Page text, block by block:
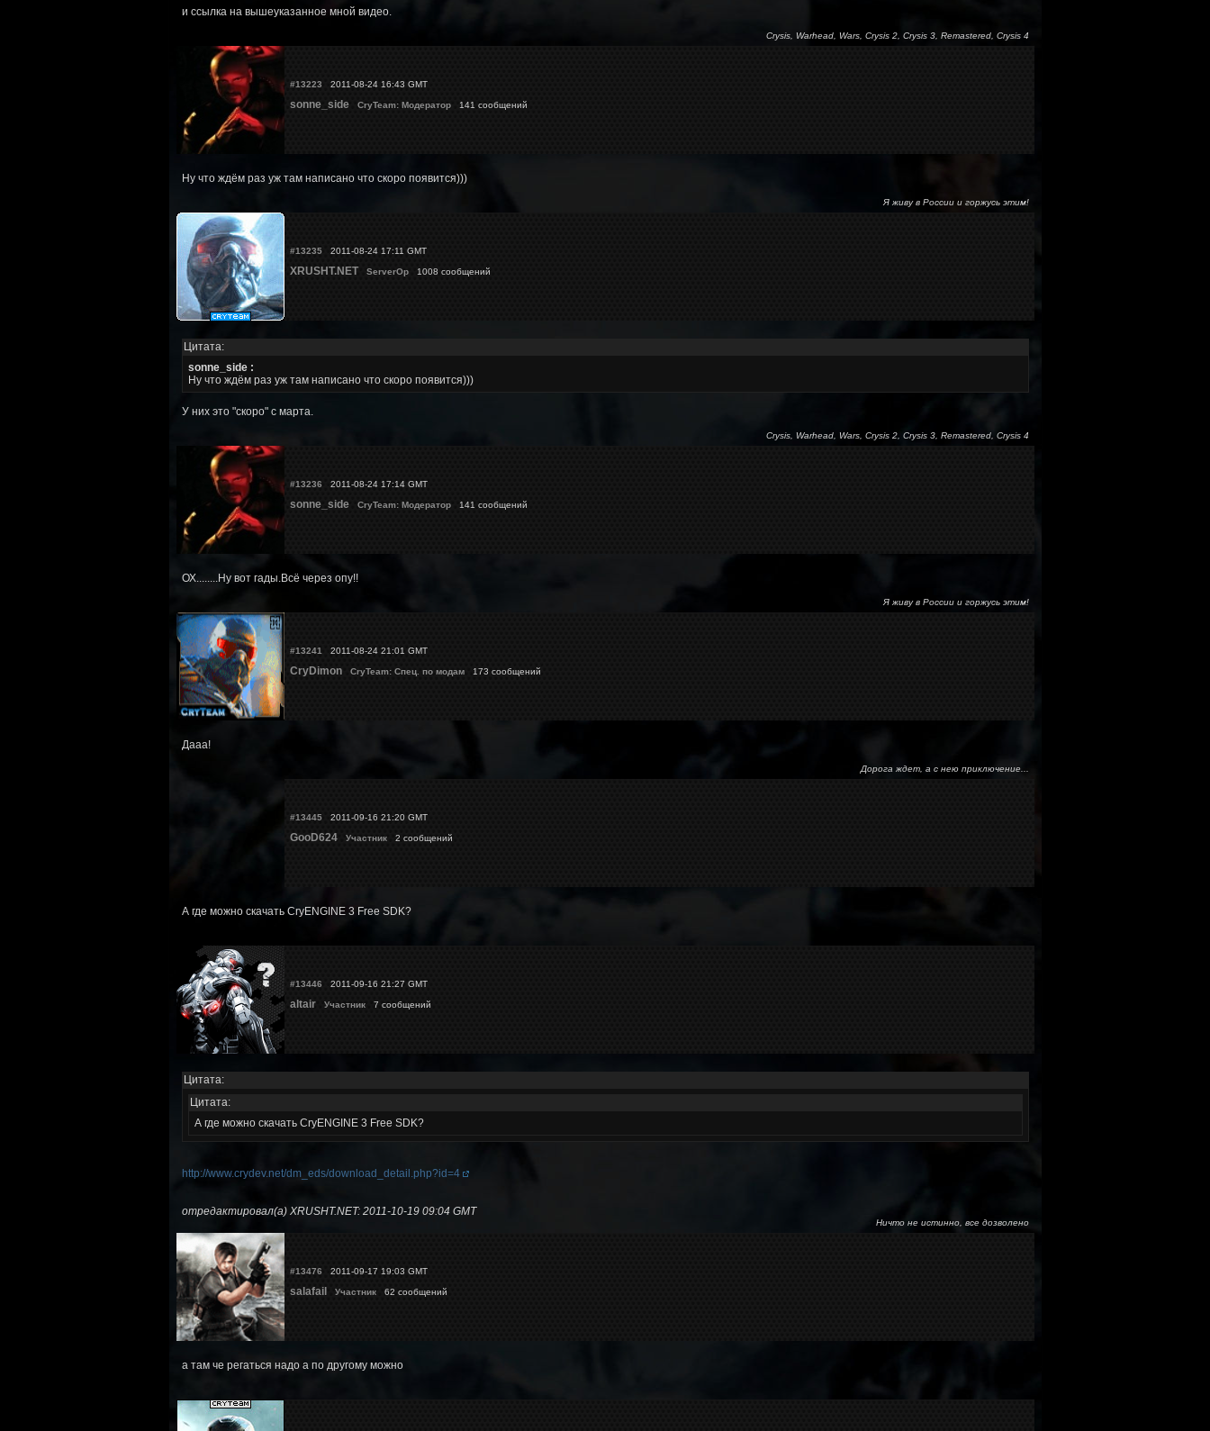
и ссылка на вышеуказанное мной видео.
Crysis, Warhead, Wars, Crysis 2, Crysis 3, Remastered, Crysis 4
#13223 2011-08-24 16:43 GMT
sonne_side CryTeam: Модератор141 сообщений
Ну что ждём раз уж там написано что скоро появится)))
Я живу в России и горжусь этим!
#132352011-08-24 17:11 GMT
XRUSHT.NET ServerOp1008 сообщений
Цитата:
sonne_side :
Ну что ждём раз уж там написано что скоро появится)))
У них это "скоро" с марта.
Crysis, Warhead, Wars, Crysis 2, Crysis 3, Remastered, Crysis 4
#13236 2011-08-24 17:14 GMT
sonne_side CryTeam: Модератор141 сообщений
ОХ........Ну вот гады.Всё через опу!!
Я живу в России и горжусь этим!
#13241 2011-08-24 21:01 GMT
CryDimon CryTeam: Спец. по модам173 сообщений
Дааа!
Дорога ждет, а с нею приключение...
#134452011-09-16 21:20 GMT
GooD624 Участник2 сообщений
А где можно скачать CryENGINE 3 Free SDK?
#13446 2011-09-16 21:27 GMT
altair Участник7 сообщений
Цитата:
Цитата:
А где можно скачать CryENGINE 3 Free SDK?
http://www.crydev.net/dm_eds/download_detail.php?id=4
отредактировал(а) XRUSHT.NET: 2011-10-19 09:04 GMT
Ничто не истинно, все дозволено
#13476 2011-09-17 19:03 GMT
salafail Участник62 сообщений
а там че регаться надо а по другому можно